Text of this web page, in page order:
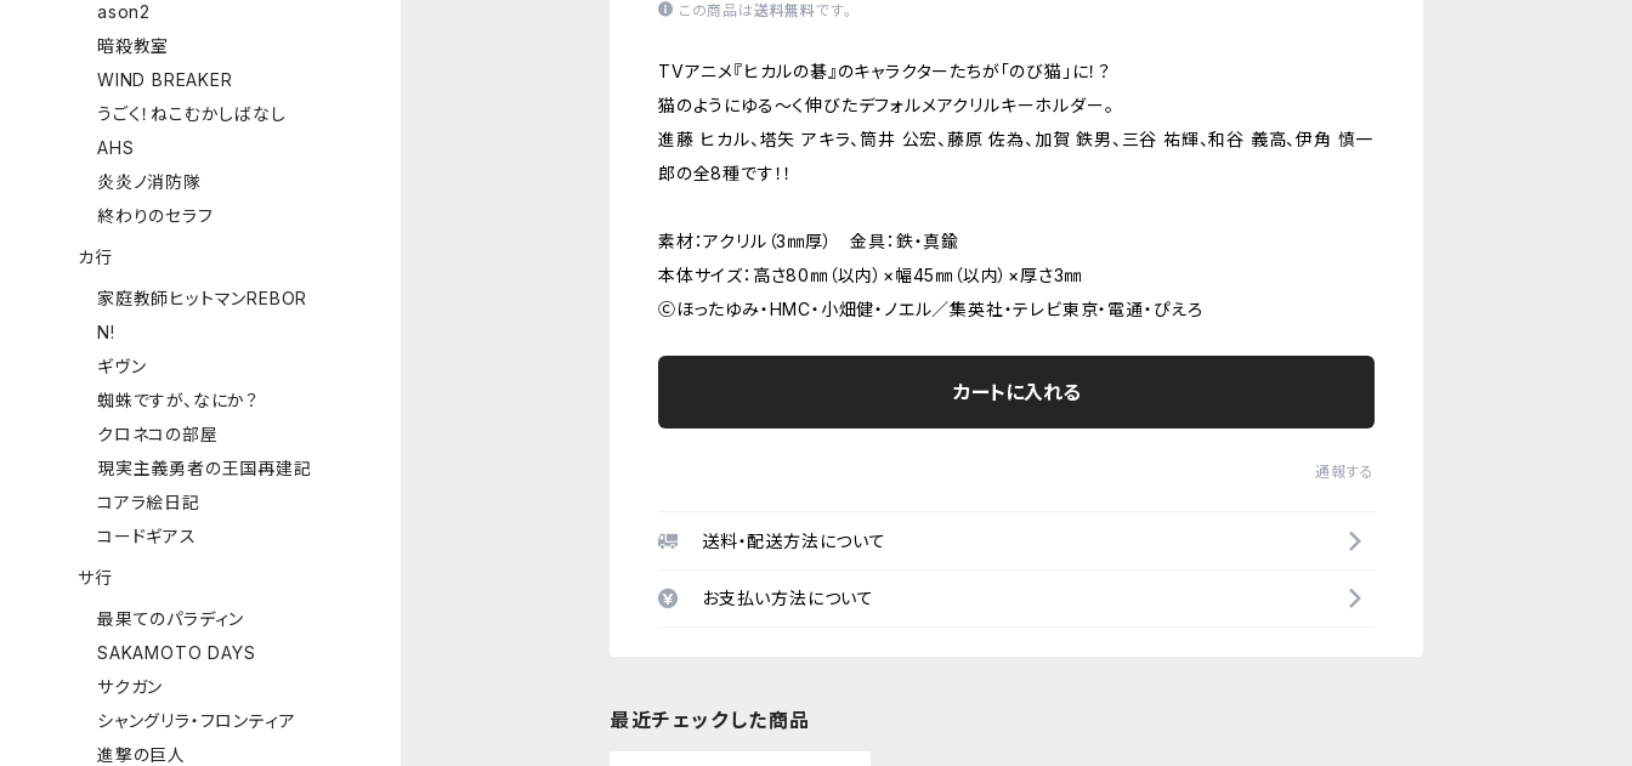
この商品は送料無料です。
TVアニメ『ヒカルの碁』のキャラクターたちが「のび猫」に！？
猫のようにゆる〜く伸びたデフォルメアクリルキーホルダー。
進藤 ヒカル、塔矢 アキラ、筒井 公宏、藤原 佐為、加賀 鉄男、三谷 祐輝、和谷 義高、伊角 慎一
郎の全8種です！！
素材：アクリル（3㎜厚） 金具：鉄・真鍮
本体サイズ：高さ80㎜（以内）×幅45㎜（以内）×厚さ3㎜
Ⓒほったゆみ・HMC・小畑健・ノエル／集英社・テレビ東京・電通・ぴえろ
カートに入れる
通報する
送料・配送方法について
お支払い方法について
最近チェックした商品
ason2
暗殺教室
WIND BREAKER
うごく！ねこむかしばなし
AHS
炎炎ノ消防隊
終わりのセラフ
カ行
家庭教師ヒットマンREBOR
N!
ギヴン
蜘蛛ですが、なにか？
クロネコの部屋
現実主義勇者の王国再建記
コアラ絵日記
コードギアス
サ行
最果てのパラディン
SAKAMOTO DAYS
サクガン
シャングリラ・フロンティア
進撃の巨人